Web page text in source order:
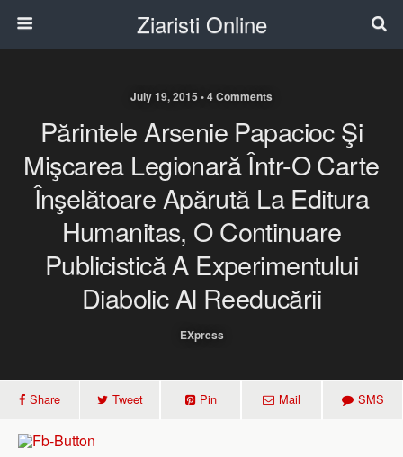
Ziaristi Online
July 19, 2015 • 4 Comments
Părintele Arsenie Papacioc Şi
Mişcarea Legionară Într-O Carte
Înşelătoare Apărută La Editura
Humanitas, O Continuare
Publicistică A Experimentului
Diabolic Al Reeducării
EXpress
Share Tweet Pin Mail SMS